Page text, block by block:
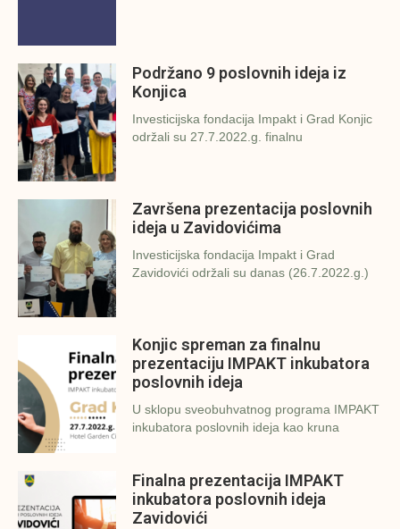
Podržano 9 poslovnih ideja iz
Konjica
Investicijska fondacija Impakt i Grad Konjic
održali su 27.7.2022.g. finalnu
Završena prezentacija poslovnih
ideja u Zavidovićima
Investicijska fondacija Impakt i Grad
Zavidovići održali su danas (26.7.2022.g.)
Konjic spreman za finalnu
prezentaciju IMPAKT inkubatora
poslovnih ideja
U sklopu sveobuhvatnog programa IMPAKT
inkubatora poslovnih ideja kao kruna
Finalna prezentacija IMPAKT
inkubatora poslovnih ideja
Zavidovići